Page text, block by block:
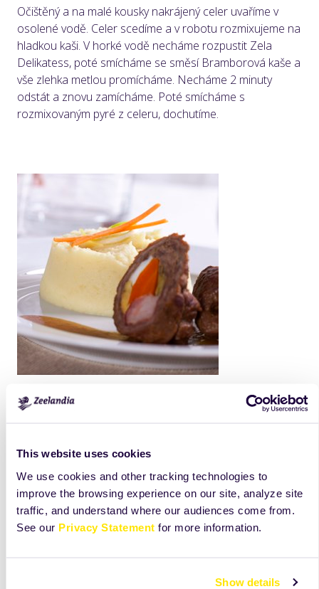
This website uses cookies
We use cookies and other tracking technologies to
improve the browsing experience on our site, analyze site
traffic, and understand where our audiences come from.
See our Privacy Statement for more information.
Show details
Očištěný a na malé kousky nakrájený celer uvaříme v
osolené vodě. Celer scedíme a v robotu rozmixujeme na
hladkou kaši. V horké vodě necháme rozpustit Zela
Delikatess, poté smícháme se směsí Bramborová kaše a
vše zlehka metlou promícháme. Necháme 2 minuty
odstát a znovu zamícháme. Poté smícháme s
rozmixovaným pyré z celeru, dochutíme.